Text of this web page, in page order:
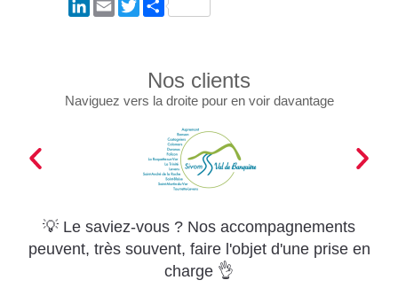
Nos clients
Naviguez vers la droite pour en voir davantage
💡 Le saviez-vous ? Nos accompagnements
peuvent, très souvent, faire l'objet d'une prise en
charge 👌